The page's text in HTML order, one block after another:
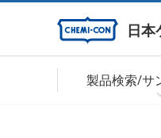
日本
製品検索/サ